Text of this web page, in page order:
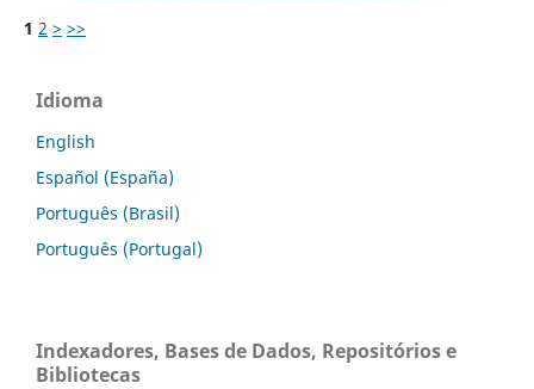
1 2 > >>
Idioma
English
Español (España)
Português (Brasil)
Português (Portugal)
Indexadores, Bases de Dados, Repositórios e
Bibliotecas